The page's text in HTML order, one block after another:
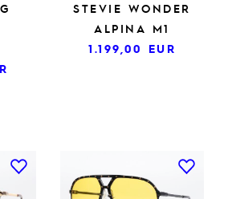
STEVIE WONDER
ALPINA M1
1.199,00 EUR